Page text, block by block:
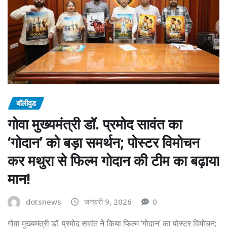
बॉलीवुड
गोवा मुख्यमंत्री डॉ. प्रमोद सावंत का
‘गोदान’ को बड़ा समर्थन; पोस्टर विमोचन
कर मथुरा से फिल्म गोदान की टीम का बढ़ाया
मान!
dotsnews जनवरी 9, 2026 0
गोवा मुख्यमंत्री डॉ. प्रमोद सावंत ने किया फिल्म ‘गोदान’ का पोस्टर विमोचन;